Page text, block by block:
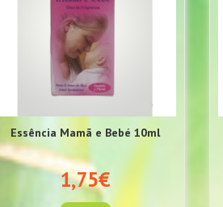
Essência Mamã e Bebé 10ml
1,75€